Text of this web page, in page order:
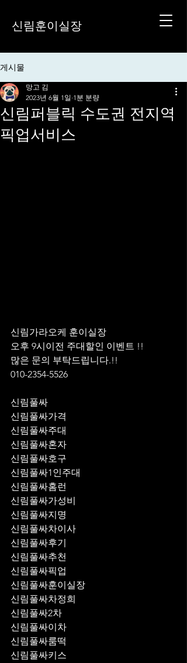
신림훈이실장
게시물
신림퍼블릭 수도권 전지역
픽업서비스
망고 김
2023년 6월 1일 1분 분량
신림가라오케 훈이실장
오후 9시이전 주대할인 이벤트 !!
많은 문의 부탁드립니다.!!
010-2354-5526
신림풀싸
신림풀싸가격
신림풀싸주대
신림풀싸혼자
신림풀싸호구
신림풀싸1인주대
신림풀싸홈런
신림풀싸가성비
신림풀싸지명
신림풀싸차이사
신림풀싸후기
신림풀싸추천
신림풀싸훈이실장
신림풀싸차정희
신림풀싸2차
신림풀싸이차
신림풀싸룸떡
신림풀싸키스